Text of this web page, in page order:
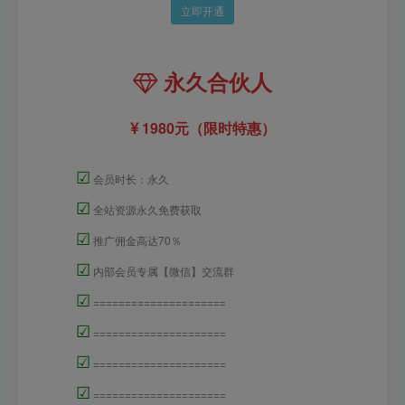
立即开通
永久合伙人
1980元（限时特惠）
☑ 会员时长：永久
☑ 全站资源永久免费获取
☑ 推广佣金高达70％
☑ 内部会员专属【微信】交流群
☑ =====================
☑ =====================
☑ =====================
☑ =====================